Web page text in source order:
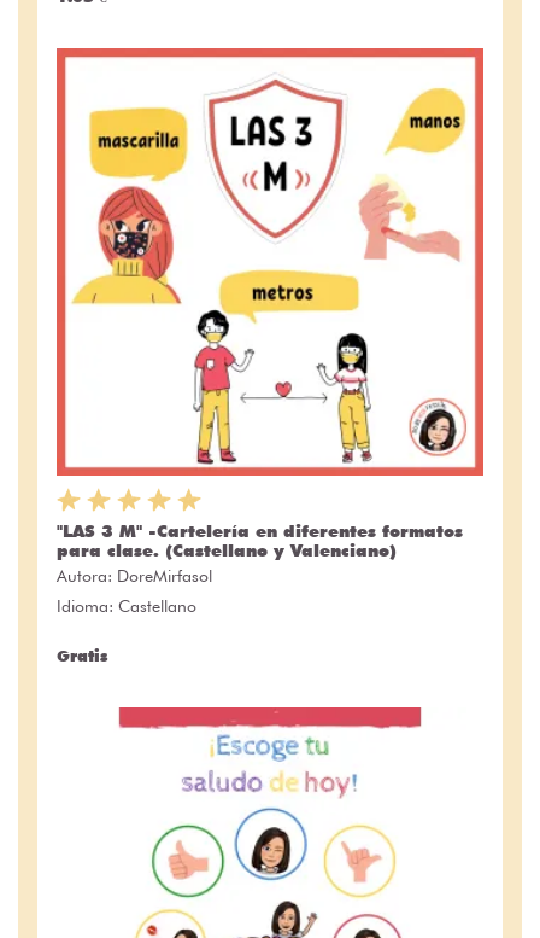
"LAS 3 M" -Cartelería en diferentes formatos
para clase. (Castellano y Valenciano)
Autora: DoreMirfasol
Idioma: Castellano
Gratis